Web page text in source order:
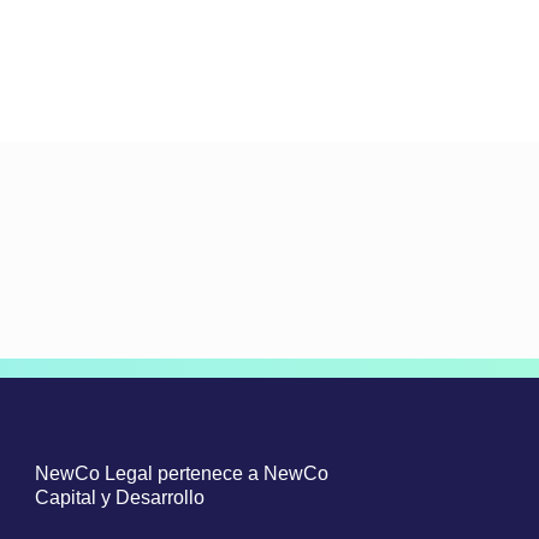
NewCo Legal pertenece a NewCo
Capital y Desarrollo